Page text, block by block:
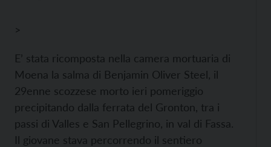
>
E’ stata ricomposta nella camera mortuaria di
Moena la salma di Benjamin Oliver Steel, il
29enne scozzese morto ieri pomeriggio
precipitando dalla ferrata del Gronton, tra i
passi di Valles e San Pellegrino, in val di Fassa.
Il giovane stava percorrendo il sentiero